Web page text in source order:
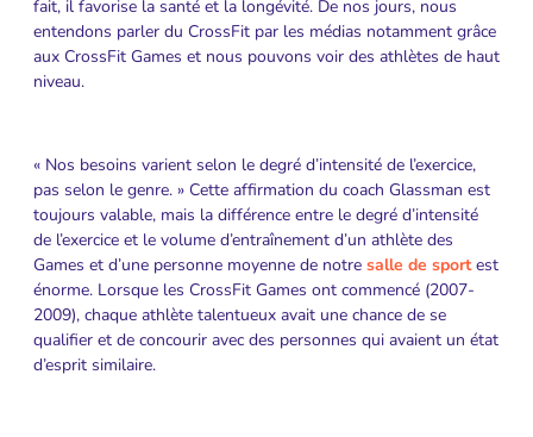
fait, il favorise la santé et la longévité. De nos jours, nous
entendons parler du CrossFit par les médias notamment grâce
aux CrossFit Games et nous pouvons voir des athlètes de haut
niveau.
« Nos besoins varient selon le degré d’intensité de l’exercice,
pas selon le genre. » Cette affirmation du coach Glassman est
toujours valable, mais la différence entre le degré d’intensité
de l’exercice et le volume d’entraînement d’un athlète des
Games et d’une personne moyenne de notre salle de sportest
énorme. Lorsque les CrossFit Games ont commencé (2007-
2009), chaque athlète talentueux avait une chance de se
qualifier et de concourir avec des personnes qui avaient un état
d’esprit similaire.